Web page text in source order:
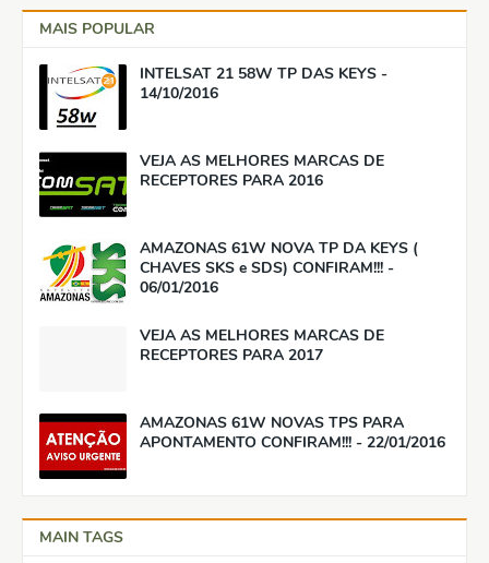
MAIS POPULAR
INTELSAT 21 58W TP DAS KEYS -
14/10/2016
VEJA AS MELHORES MARCAS DE
RECEPTORES PARA 2016
AMAZONAS 61W NOVA TP DA KEYS (
CHAVES SKS e SDS) CONFIRAM!!! -
06/01/2016
VEJA AS MELHORES MARCAS DE
RECEPTORES PARA 2017
AMAZONAS 61W NOVAS TPS PARA
APONTAMENTO CONFIRAM!!! - 22/01/2016
MAIN TAGS